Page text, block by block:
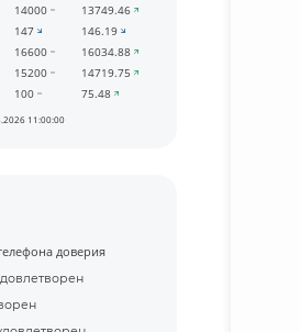
14000
13749.46
147
146.19
16600
16034.88
15200
14719.75
100 75.48
11:00:00
доверия